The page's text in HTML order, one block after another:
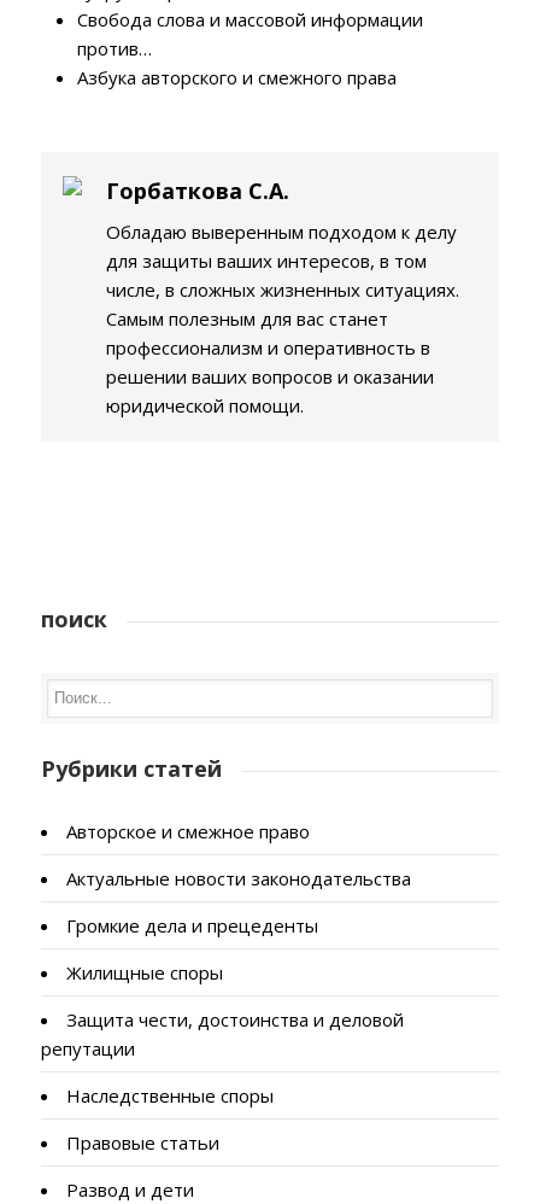
Свобода слова и массовой информации
против…
Азбука авторского и смежного права
Горбаткова С.А.
Обладаю выверенным подходом к делу
для защиты ваших интересов, в том
числе, в сложных жизненных ситуациях.
Самым полезным для вас станет
профессионализм и оперативность в
решении ваших вопросов и оказании
юридической помощи.
поиск
Рубрики статей
Авторское и смежное право
Актуальные новости законодательства
Громкие дела и прецеденты
Жилищные споры
Защита чести, достоинства и деловой
репутации
Наследственные споры
Правовые статьи
Развод и дети